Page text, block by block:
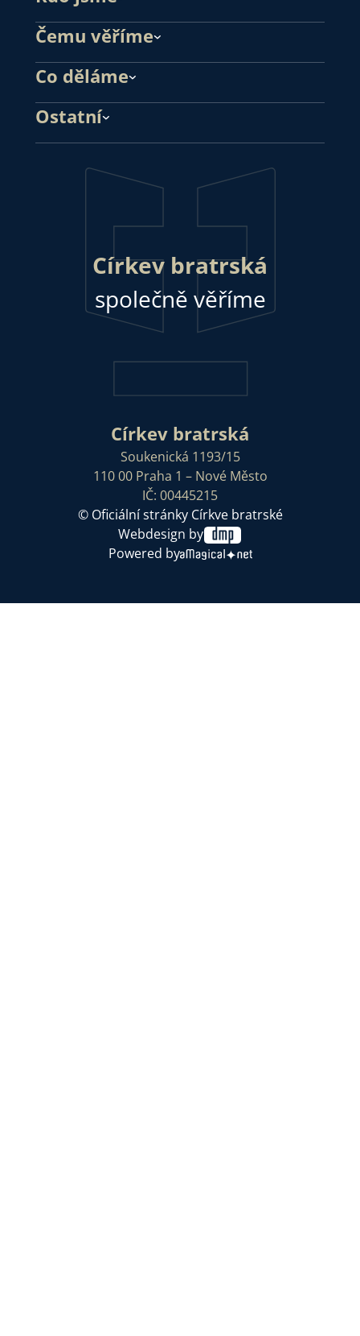
Čemu věříme
Co děláme
Ostatní
Církev bratrská
společně věříme
Církev bratrská
Soukenická 1193/15
110 00 Praha 1 – Nové Město
IČ: 00445215
© Oficiální stránky Církve bratrské
Webdesign by
Powered by